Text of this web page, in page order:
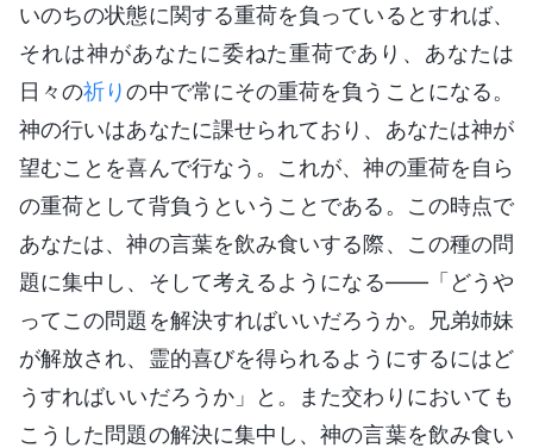
いのちの状態に関する重荷を負っているとすれば、
それは神があなたに委ねた重荷であり、あなたは
日々の祈りの中で常にその重荷を負うことになる。
神の行いはあなたに課せられており、あなたは神が
望むことを喜んで行なう。これが、神の重荷を自ら
の重荷として背負うということである。この時点で
あなたは、神の言葉を飲み食いする際、この種の問
題に集中し、そして考えるようになる——「どうや
ってこの問題を解決すればいいだろうか。兄弟姉妹
が解放され、霊的喜びを得られるようにするにはど
うすればいいだろうか」と。また交わりにおいても
こうした問題の解決に集中し、神の言葉を飲み食い